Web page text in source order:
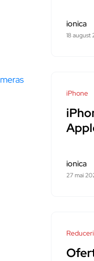
ionica
18 august
iPhone
ionica
27 mai
Reduceri